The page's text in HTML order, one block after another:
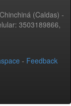
(Caldas) -
3503189866,
- Feedback